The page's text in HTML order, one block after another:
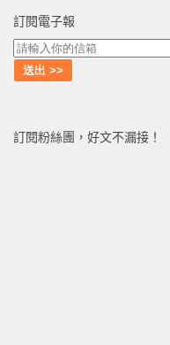
訂閱電子報
訂閱粉絲團，好文不漏接！